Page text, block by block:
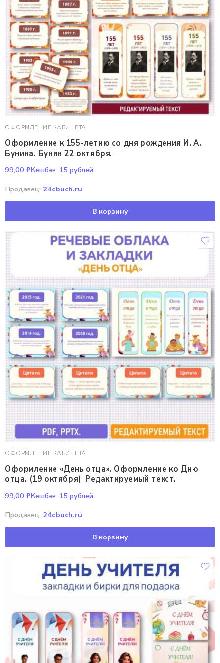
ОФОРМЛЕНИЕ КАБИНЕТА
Оформление к 155-летию со дня рождения И. А.
Бунина. Бунин 22 октября.
99,00 ₽Кешбэк: 15 рублей
Продавец: 24obuch.ru
В корзину
ОФОРМЛЕНИЕ КАБИНЕТА
Оформление «День отца». Оформление ко Дню
отца. (19 октября). Редактируемый текст.
99,00 ₽Кешбэк: 15 рублей
Продавец: 24obuch.ru
В корзину